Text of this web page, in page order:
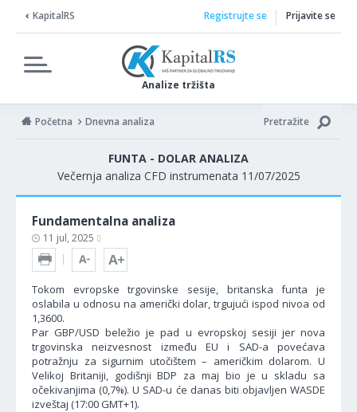
KapitalRS
Analize tržišta
Registrujte se Prijavite se
Početna Dnevna analiza Pretražite
FUNTA - DOLAR ANALIZA
Večernja analiza CFD instrumenata 11/07/2025
Fundamentalna analiza
11 jul, 2025
Tokom evropske trgovinske sesije, britanska funta je
oslabila u odnosu na američki dolar, trgujući ispod nivoa od
1,3600.
Par GBP/USD beležio je pad u evropskoj sesiji jer nova
trgovinska neizvesnost između EU i SAD-a povećava
potražnju za sigurnim utočištem – američkim dolarom. U
Velikoj Britaniji, godišnji BDP za maj bio je u skladu sa
očekivanjima (0,7%). U SAD-u će danas biti objavljen WASDE
izveštaj (17:00 GMT+1).